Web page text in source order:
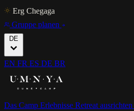
Erg Chegaga
Gruppe planen
DE
EN FR ES DE BR
Das Camp Erlebnisse Retreat ausrichten